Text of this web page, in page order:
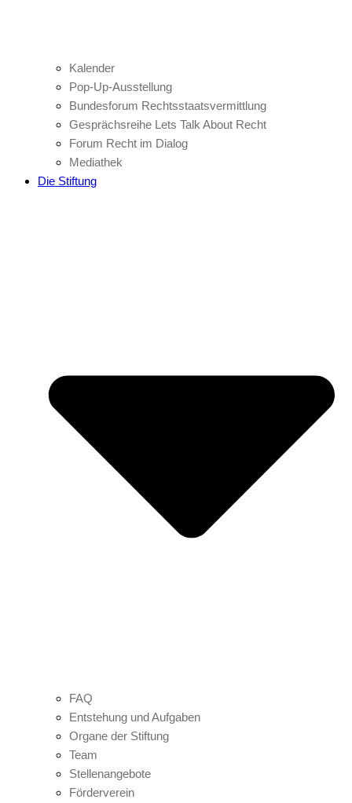
Kalender
Pop-Up-Ausstellung
Bundesforum Rechtsstaatsvermittlung
Gesprächsreihe Lets Talk About Recht
Forum Recht im Dialog
Mediathek
Die Stiftung
FAQ
Entstehung und Aufgaben
Organe der Stiftung
Team
Stellenangebote
Förderverein